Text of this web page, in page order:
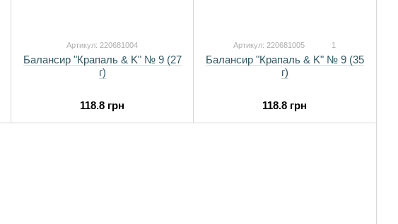
Артикул: 220681004
Балансир "Крапаль & K" № 9 (27
г)
118.8 грн
Артикул: 220681005 1
Балансир "Крапаль & K" № 9 (35
г)
118.8 грн